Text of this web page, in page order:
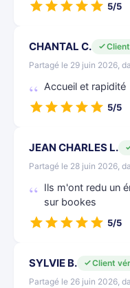
5/5
CHANTAL C.
Partagé le 29 juin 2026,
Accueil et rapidité
5/5
JEAN CHARLES L.
Partagé le 28 juin 2026,
Ils m'ont redu un
sur bookes
5/5
SYLVIE B.
Client
Partagé le 26 juin 2026,